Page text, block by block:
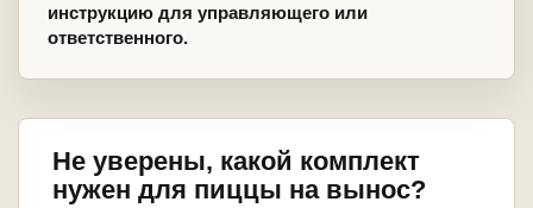
инструкцию для управляющего или
ответственного.
Не уверены, какой комплект
нужен для пиццы на вынос?